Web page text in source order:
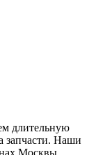
длительную
запчасти. Наши